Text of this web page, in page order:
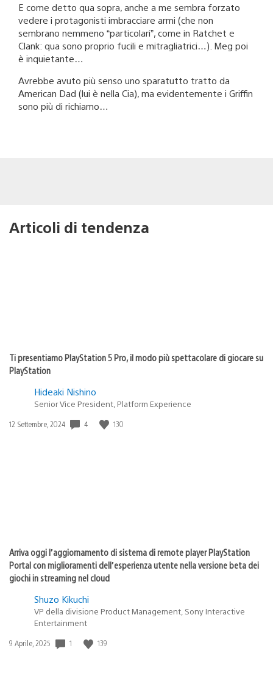
E come detto qua sopra, anche a me sembra forzato
vedere i protagonisti imbracciare armi (che non
sembrano nemmeno “particolari”, come in Ratchet e
Clank: qua sono proprio fucili e mitragliatrici…). Meg poi
è inquietante…
Avrebbe avuto più senso uno sparatutto tratto da
American Dad (lui è nella Cia), ma evidentemente i Griffin
sono più di richiamo…
Articoli di tendenza
Ti presentiamo PlayStation 5 Pro, il modo più spettacolare di giocare su
PlayStation
Hideaki Nishino
Senior Vice President, Platform Experience
Data
12 Settembre, 2024 4 130
Arriva oggi l’aggiornamento di sistema di remote player PlayStation
Portal con miglioramenti dell’esperienza utente nella versione beta dei
giochi in streaming nel cloud
Shuzo Kikuchi
VP della divisione Product Management, Sony Interactive
Entertainment
Data
9 Aprile, 2025 1 139